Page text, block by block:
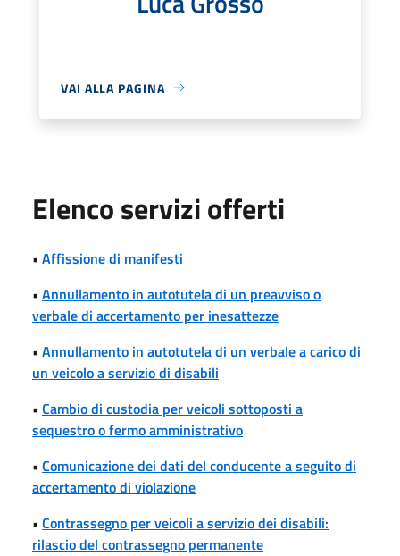
VAI ALLA PAGINA
Elenco servizi offerti
• Affissione di manifesti
• Annullamento in autotutela di un preavviso o
verbale di accertamento per inesattezze
• Annullamento in autotutela di un verbale a carico di
un veicolo a servizio di disabili
• Cambio di custodia per veicoli sottoposti a
sequestro o fermo amministrativo
• Comunicazione dei dati del conducente a seguito di
accertamento di violazione
• Contrassegno per veicoli a servizio dei disabili:
rilascio del contrassegno permanente